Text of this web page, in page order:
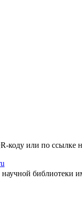
коду или по ссылке
библиотеки